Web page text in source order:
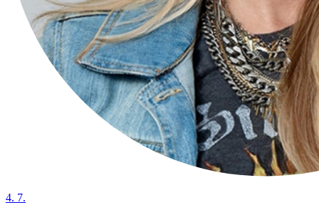
4. 7.